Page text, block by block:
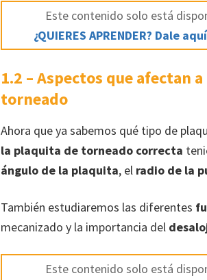
Este contenido solo está
¿QUIERES APRENDER? Dale
1.2 – Aspectos que afectan
torneado
Ahora que ya sabemos qué tipo de
la plaquita de torneado correcta
ángulo de la plaquita, el radio de la
También estudiaremos las diferentes
mecanizado y la importancia del
Este contenido solo está